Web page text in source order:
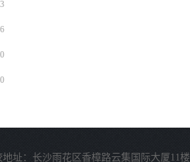
地址：长沙雨花区香樟路云集国际大厦11楼